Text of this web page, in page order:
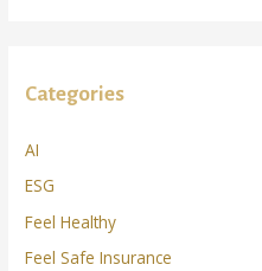
Categories
AI
ESG
Feel Healthy
Feel Safe Insurance